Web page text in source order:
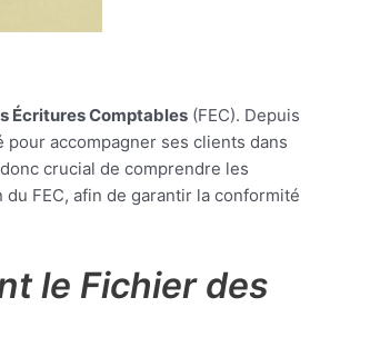
Écritures Comptables (FEC). Depuis
accompagner ses clients dans
crucial de comprendre les
FEC, afin de garantir la conformité
le Fichier des